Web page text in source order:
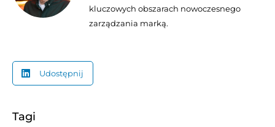
kluczowych obszarach nowoczesnego
zarządzania marką.
Udostępnij
Tagi